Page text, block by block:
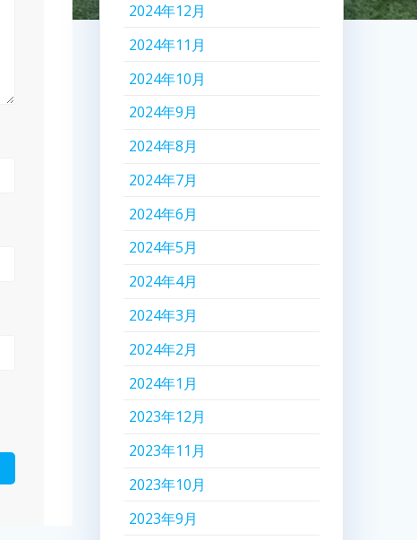
2024年12月
2024年11月
2024年10月
2024年9月
2024年8月
2024年7月
2024年6月
2024年5月
2024年4月
2024年3月
2024年2月
2024年1月
2023年12月
2023年11月
2023年10月
2023年9月